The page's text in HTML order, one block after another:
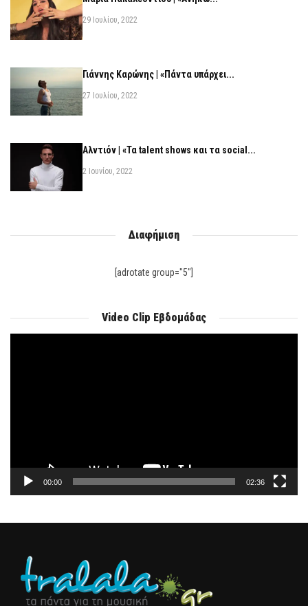
29 Ιουλίου, 2022
Γιάννης Καρώνης | «Πάντα υπάρχει...
27 Ιουλίου, 2022
Αλντιόν | «Τα talent shows και τα social...
2 Ιουνίου, 2022
Διαφήμιση
[adrotate group="5"]
Video Clip Εβδομάδας
00:00 02:36